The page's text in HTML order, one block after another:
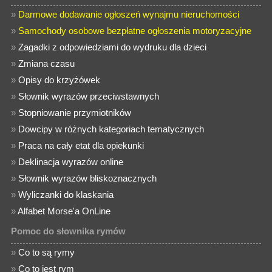
» Darmowe dodawanie ogłoszeń wynajmu nieruchomości
» Samochody osobowe bezpłatne ogłoszenia motoryzacyjne
»Zagadki z odpowiedziami do wydruku dla dzieci
»Zmiana czasu
»Opisy do krzyżówek
» Słownik wyrazów przeciwstawnych
» Stopniowanie przymiotników
» Dowcipy w różnych kategoriach tematycznych
» Praca na cały etat dla opiekunki
» Deklinacja wyrazów online
» Słownik wyrazów bliskoznacznych
»Wyliczanki do klaskania
»Alfabet Morse'a OnLine
Pomoc do słownika rymów
»Co to są rymy
»Co to jest rym